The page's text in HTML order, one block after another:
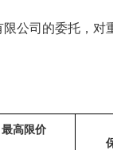
公司的委托，
最高限价